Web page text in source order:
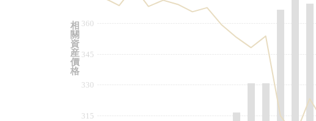
315
330
345
360
相
關
資
産
價
格